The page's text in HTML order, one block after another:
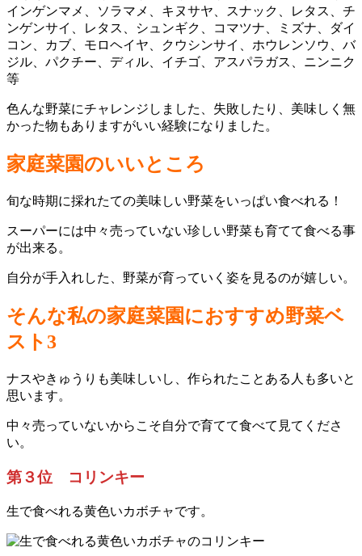
インゲンマメ、ソラマメ、キヌサヤ、スナック、レタス、チ
ンゲンサイ、レタス、シュンギク、コマツナ、ミズナ、ダイ
コン、カブ、モロヘイヤ、クウシンサイ、ホウレンソウ、バ
ジル、パクチー、ディル、イチゴ、アスパラガス、ニンニク
等
色んな野菜にチャレンジしました、失敗したり、美味しく無
かった物もありますがいい経験になりました。
家庭菜園のいいところ
旬な時期に採れたての美味しい野菜をいっぱい食べれる！
スーパーには中々売っていない珍しい野菜も育てて食べる事
が出来る。
自分が手入れした、野菜が育っていく姿を見るのが嬉しい。
そんな私の家庭菜園におすすめ野菜ベ
スト3
ナスやきゅうりも美味しいし、作られたことある人も多いと
思います。
中々売っていないからこそ自分で育てて食べて見てくださ
い。
第３位 コリンキー
生で食べれる黄色いカボチャです。